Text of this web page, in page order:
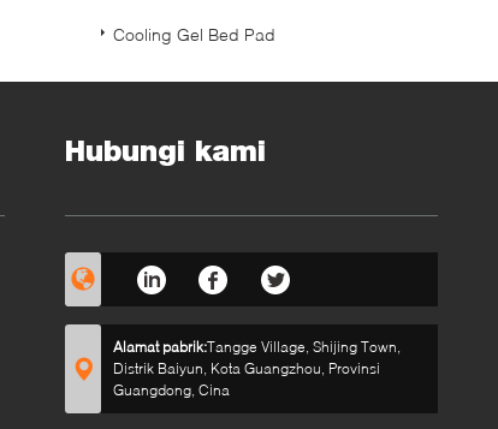
Cooling Gel Bed Pad
Hubungi kami
Alamat pabrik:Tangge Village, Shijing Town,
Distrik Baiyun, Kota Guangzhou, Provinsi
Guangdong, Cina